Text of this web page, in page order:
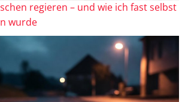
regieren – und wie ich fast selbst
wurde